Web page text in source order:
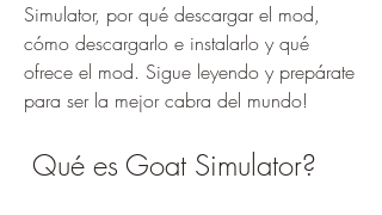
Simulator, por qué descargar el mod,
cómo descargarlo e instalarlo y qué
ofrece el mod. Sigue leyendo y prepárate
para ser la mejor cabra del mundo!
Qué es Goat Simulator?